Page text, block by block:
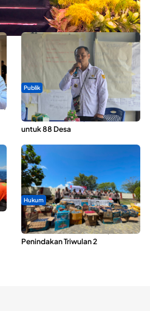
Sinergi Percepatan
Publik
ABDESI Morotai Apresiasi
Penyaluran ADD Rp3,13 Miliar
untuk 88 Desa
Hukum
Polda Maluku Utara Musnahkan
Ribuan Liter Miras Hasil Operasi
Penindakan Triwulan 2